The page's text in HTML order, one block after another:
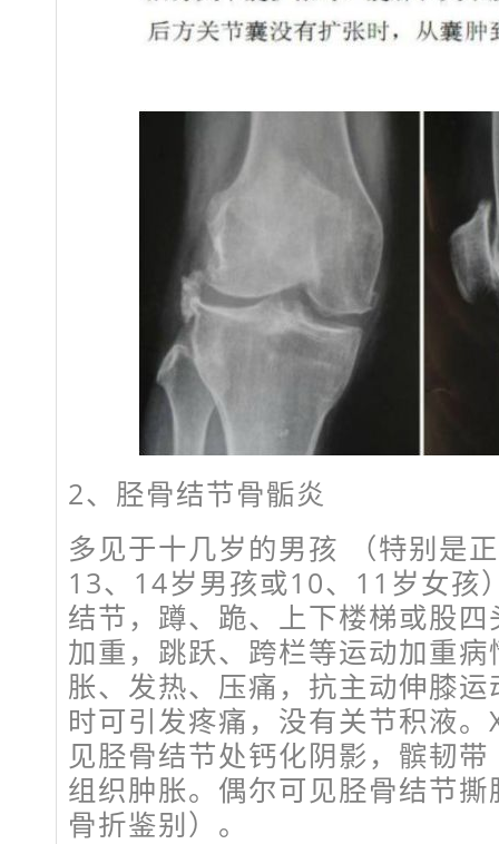
2、胫骨结节骨骺炎
多见于十几岁的男孩 （特别是
13、14岁男孩或10、11岁女孩
结节，蹲、跪、上下楼梯或股
加重，跳跃、跨栏等运动加重
胀、发热、压痛，抗主动伸膝
时可引发疼痛，没有关节积液
见胫骨结节处钙化阴影，髌韧
组织肿胀。偶尔可见胫骨结节
骨折鉴别）。